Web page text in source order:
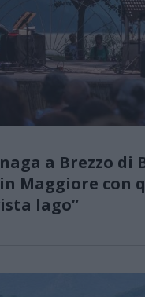
a Brezzo di
Maggiore con
lago”